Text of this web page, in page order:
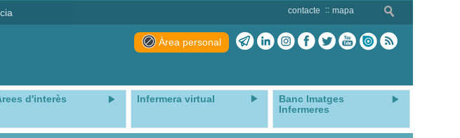
contacte mapa
Àrea personal
d'interès Infermera virtual
Banc Imatges
Infermeres